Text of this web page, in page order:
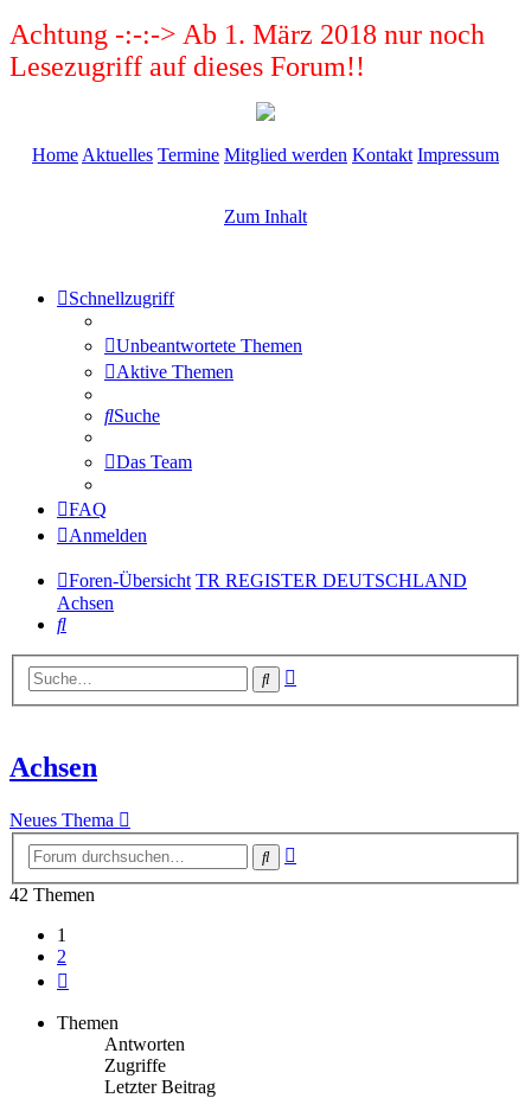
Achtung -:-:-> Ab 1. März 2018 nur noch
Lesezugriff auf dieses Forum!!
Home Aktuelles Termine Mitglied werden Kontakt Impressum
Zum Inhalt
Schnellzugriff
Unbeantwortete Themen
Aktive Themen
Suche
Das Team
FAQ
Anmelden
Foren-Übersicht TR REGISTER DEUTSCHLAND
Achsen
Suche
Suche
Achsen
Neues Thema
Suche
42 Themen
1
2
Themen
Antworten
Zugriffe
Letzter Beitrag